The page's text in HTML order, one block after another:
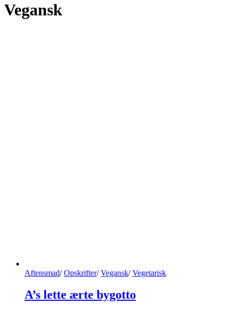
Vegansk
Aftensmad/ Opskrifter/ Vegansk/ Vegetarisk
A’s lette ærte bygotto